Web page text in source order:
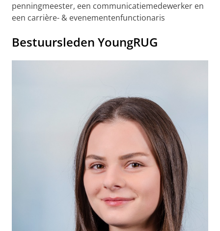
penningmeester, een communicatiemedewerker en
een carrière- & evenementenfunctionaris
Bestuursleden YoungRUG